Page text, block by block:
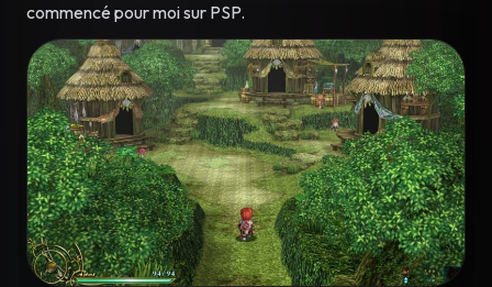
commencé pour moi sur PSP.